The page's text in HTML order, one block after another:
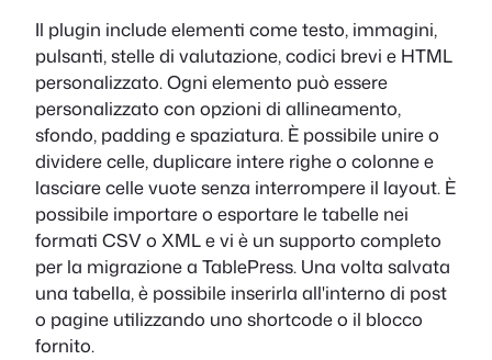
Il plugin include elementi come testo, immagini,
pulsanti, stelle di valutazione, codici brevi e HTML
personalizzato. Ogni elemento può essere
personalizzato con opzioni di allineamento,
sfondo, padding e spaziatura. È possibile unire o
dividere celle, duplicare intere righe o colonne e
lasciare celle vuote senza interrompere il layout. È
possibile importare o esportare le tabelle nei
formati CSV o XML e vi è un supporto completo
per la migrazione a TablePress. Una volta salvata
una tabella, è possibile inserirla all'interno di post
o pagine utilizzando uno shortcode o il blocco
fornito.